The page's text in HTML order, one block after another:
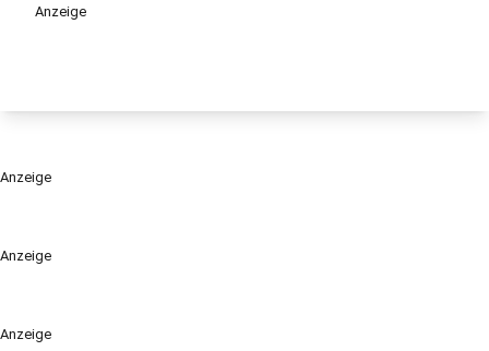
Anzeige
Anzeige
Anzeige
Anzeige